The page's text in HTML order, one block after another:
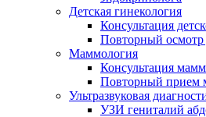
Детская гинекология
Консультация
Повторный осмотр
Маммология
Консультация
Повторный прием
Ультразвуковая
УЗИ гениталий